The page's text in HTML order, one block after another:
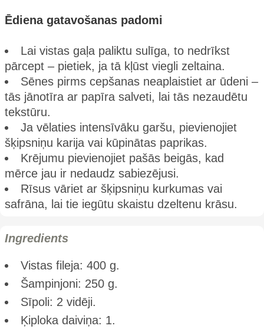
Ēdiena gatavošanas padomi
Lai vistas gaļa paliktu sulīga, to nedrīkst
pārcept – pietiek, ja tā kļūst viegli zeltaina.
Sēnes pirms cepšanas neaplaistiet ar ūdeni –
tās jānotīra ar papīra salveti, lai tās nezaudētu
tekstūru.
Ja vēlaties intensīvāku garšu, pievienojiet
šķipsniņu karija vai kūpinātas paprikas.
Krējumu pievienojiet pašās beigās, kad
mērce jau ir nedaudz sabiezējusi.
Rīsus vāriet ar šķipsniņu kurkumas vai
safrāna, lai tie iegūtu skaistu dzeltenu krāsu.
Ingredients
Vistas fileja: 400 g.
Šampinjoni: 250 g.
Sīpoli: 2 vidēji.
Ķiploka daiviņa: 1.